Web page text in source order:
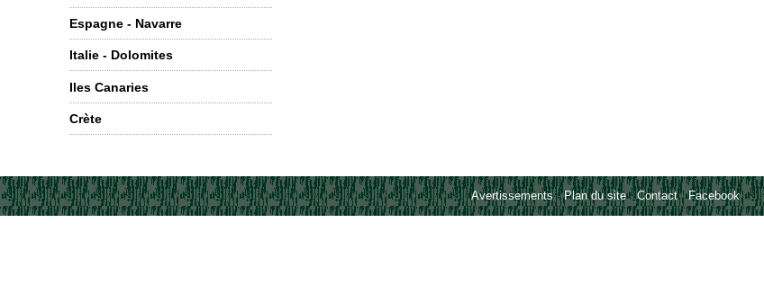
Espagne - Navarre
Italie - Dolomites
Iles Canaries
Crète
Avertissements-Plan du site-Contact-Facebook